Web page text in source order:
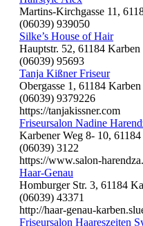
Martins-Kirchgasse 11,
(06039) 939050
Silke’s House of Hair
Hauptstr. 52, 61184 Karben
(06039) 95693
Tanja Kißner Friseur
Obergasse 1, 61184 Karben
(06039) 9379226
https://tanjakissner.com
Friseursalon Nadine
Karbener Weg 8- 10,
(06039) 3122
https://www.salon-
Haar-Genau
Homburger Str. 3, 61184
(06039) 43371
http://haar-genau-
Friseursalon Haareszeiten